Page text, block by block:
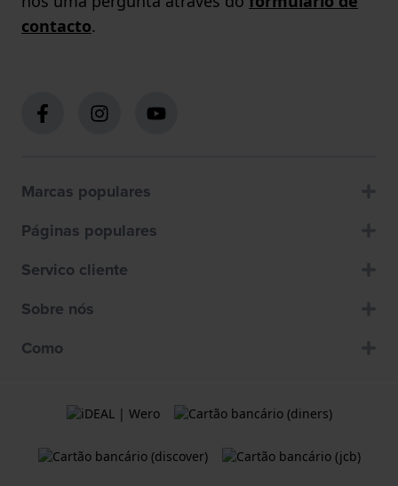
contacto.
Marcas populares
Páginas populares
Servico cliente
Sobre nós
Como